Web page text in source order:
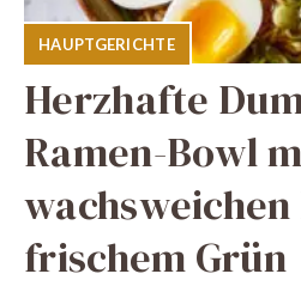
HAUPTGERICHTE
Herzhafte
Ramen-Bowl
frischem Grün